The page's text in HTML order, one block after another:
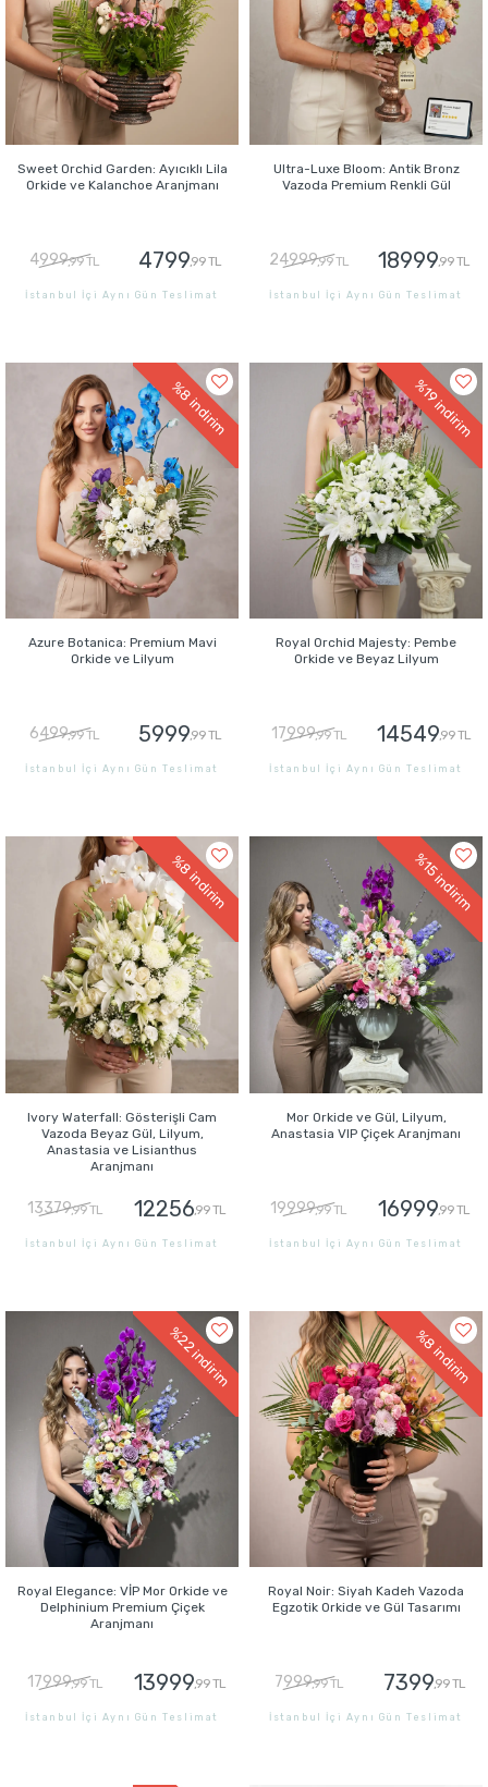
Sweet Orchid Garden: Ayıcıklı Lila
Orkide ve Kalanchoe Aranjmanı
4999,99 TL 4799,99 TL
İstanbul İçi Aynı Gün Teslimat
Ultra-Luxe Bloom: Antik Bronz
Vazoda Premium Renkli Gül
24999,99 TL 18999,99 TL
İstanbul İçi Aynı Gün Teslimat
%8
indirim
Azure Botanica: Premium Mavi
Orkide ve Lilyum
6499,99 TL 5999,99 TL
İstanbul İçi Aynı Gün Teslimat
%19
indirim
Royal Orchid Majesty: Pembe
Orkide ve Beyaz Lilyum
17999,99 TL 14549,99 TL
İstanbul İçi Aynı Gün Teslimat
%8
indirim
Ivory Waterfall: Gösterişli Cam
Vazoda Beyaz Gül, Lilyum,
Anastasia ve Lisianthus
Aranjmanı
13379,99 TL 12256,99 TL
İstanbul İçi Aynı Gün Teslimat
%15
indirim
Mor Orkide ve Gül, Lilyum,
Anastasia VIP Çiçek Aranjmanı
19999,99 TL 16999,99 TL
İstanbul İçi Aynı Gün Teslimat
%22
indirim
Royal Elegance: VİP Mor Orkide ve
Delphinium Premium Çiçek
Aranjmanı
17999,99 TL 13999,99 TL
İstanbul İçi Aynı Gün Teslimat
%8
indirim
Royal Noir: Siyah Kadeh Vazoda
Egzotik Orkide ve Gül Tasarımı
7999,99 TL 7399,99 TL
İstanbul İçi Aynı Gün Teslimat